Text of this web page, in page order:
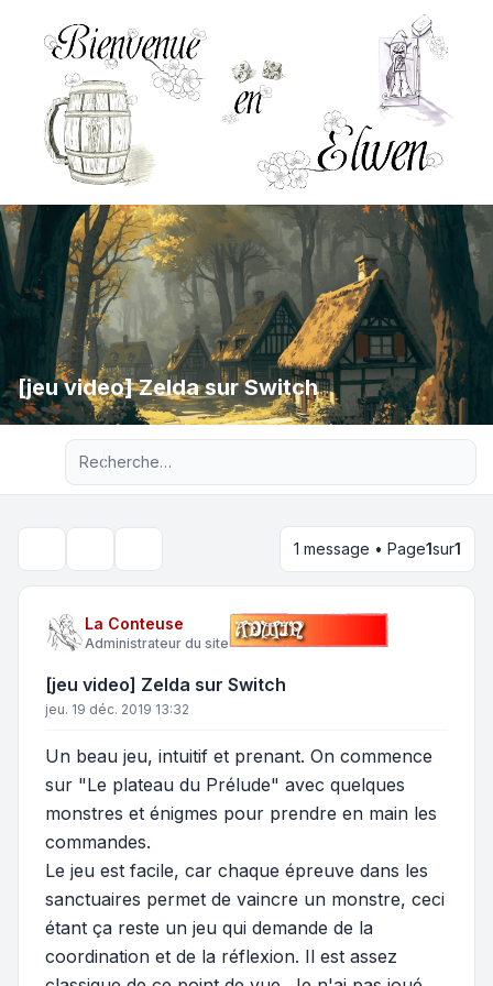
[jeu video] Zelda sur Switch
Recherche avancée
1 message • Page1sur1
La Conteuse
Administrateur du site
[jeu video] Zelda sur Switch
jeu. 19 déc. 2019 13:32
Un beau jeu, intuitif et prenant. On commence
sur "Le plateau du Prélude" avec quelques
monstres et énigmes pour prendre en main les
commandes.
Le jeu est facile, car chaque épreuve dans les
sanctuaires permet de vaincre un monstre, ceci
étant ça reste un jeu qui demande de la
coordination et de la réflexion. Il est assez